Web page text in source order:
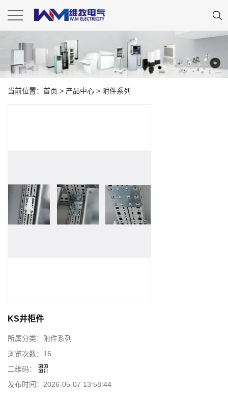
当前位置： 首页 > 产品中心 > 附件系列
KS井柜件
所属分类：
附件系列
浏览次数： 16
二维码：
发布时间： 2026-05-07 13:58:44